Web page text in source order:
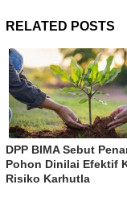
RELATED POSTS
DPP BIMA Sebut
Pohon Dinilai Efektif
Risiko Karhutla